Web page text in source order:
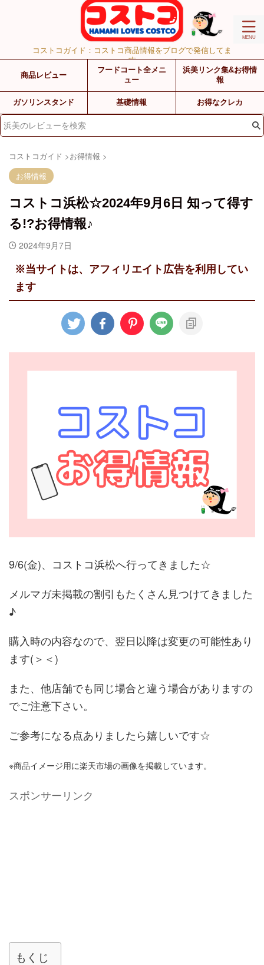
コストコガイド：コストコ商品情報をブログで発信してま
す
商品レビュー
フードコート全メニ
ュー
浜美リンク集&お得情
報
ガソリンスタンド 基礎情報 お得なクレカ
コストコガイド >お得情報 >
お得情報
コストコ浜松☆2024年9月6日 知って得す
る!?お得情報♪
2024年9月7日
※当サイトは、アフィリエイト広告を利用してい
ます
9/6(金)、コストコ浜松へ行ってきました☆
メルマガ未掲載の割引もたくさん見つけてきました
♪
購入時の内容なので、翌日以降は変更の可能性あり
ます(＞＜)
また、他店舗でも同じ場合と違う場合がありますの
でご注意下さい。
ご参考になる点ありましたら嬉しいです☆
※商品イメージ用に楽天市場の画像を掲載しています。
スポンサーリンク
もくじ